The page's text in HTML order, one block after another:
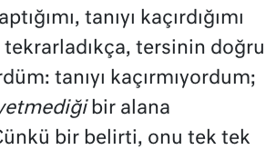
tanıyı kaçırdığımı
tekrarladıkça, tersinin doğru
tanıyı kaçırmıyordum;
bir alana
bir belirti, onu tek tek